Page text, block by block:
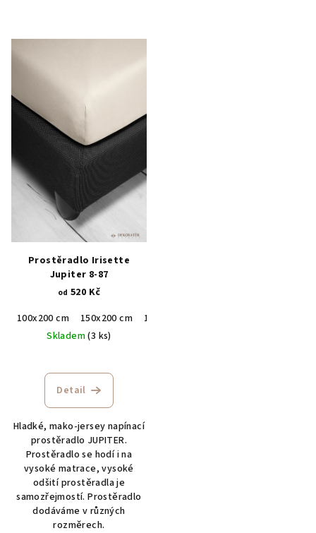
Prostěradlo Irisette
Jupiter 8-87
od 520 Kč
100x200 cm
150x200 cm
190x200 cm
Skladem(3 ks)
Detail
Hladké, mako-jersey napínací
prostěradlo JUPITER.
Prostěradlo se hodí i na
vysoké matrace, vysoké
odšití prostěradla je
samozřejmostí. Prostěradlo
dodáváme v různých
rozměrech.